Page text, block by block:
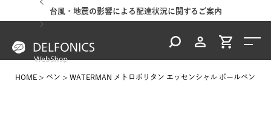
台風・地震の影響による配達状況に関するご案内
HOME ペン WATERMAN メトロポリタン エッセンシャル ボールペン